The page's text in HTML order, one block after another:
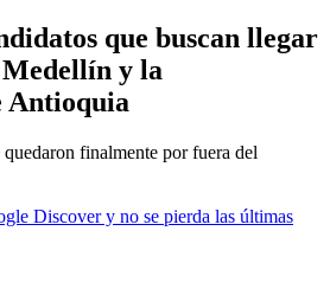
que buscan llegar
y la
Antioquia
finalmente por fuera del
Discover y no se pierda las últimas